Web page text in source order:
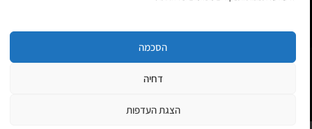
הסכמה
דחיה
הצגת העדפות
וכדומה. מוזמנים להקליד את כתובת המייל שלכם:
Copyright © All rights ReservedJEPPETO 2020
PushUp | Digital Marketing
לחנות »